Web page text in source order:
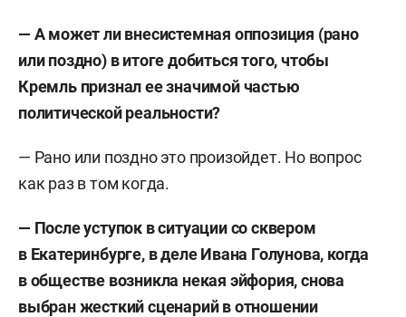
— А может ли внесистемная оппозиция (рано
или поздно) в итоге добиться того, чтобы
Кремль признал ее значимой частью
политической реальности?
— Рано или поздно это произойдет. Но вопрос
как раз в том когда.
— После уступок в ситуации со сквером
в Екатеринбурге, в деле Ивана Голунова, когда
в обществе возникла некая эйфория, снова
выбран жесткий сценарий в отношении